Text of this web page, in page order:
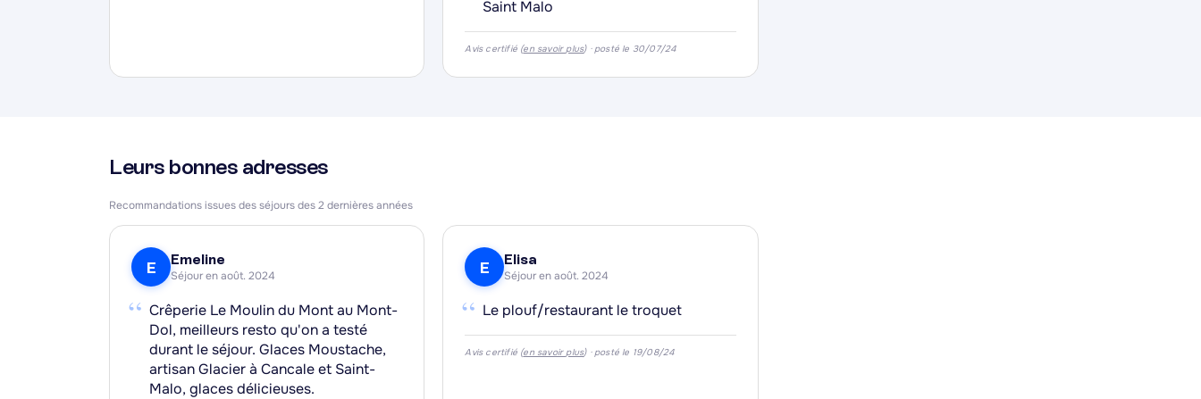
Saint Malo
Avis certifié (en savoir plus) · posté le 30/07/24
Leurs bonnes adresses
Recommandations issues des séjours des 2 dernières années
E Emeline
Séjour en août. 2024
“ Crêperie Le Moulin du Mont au Mont-
Dol, meilleurs resto qu'on a testé
durant le séjour. Glaces Moustache,
artisan Glacier à Cancale et Saint-
Malo, glaces délicieuses.
E Elisa
Séjour en août. 2024
“ Le plouf/restaurant le troquet
Avis certifié (en savoir plus) · posté le 19/08/24